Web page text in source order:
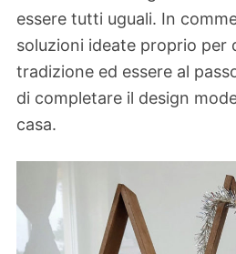
essere tutti uguali. In
soluzioni ideate proprio per
tradizione ed essere al
di completare il design
casa.